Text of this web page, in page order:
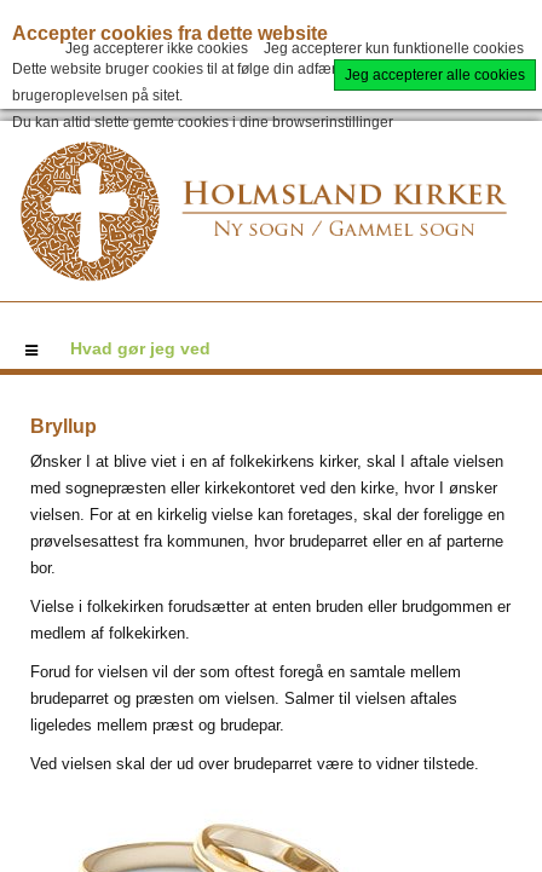
Hvad gør jeg ved
Bryllup
Ønsker I at blive viet i en af folkekirkens kirker, skal I aftale vielsen
med sognepræsten eller kirkekontoret ved den kirke, hvor I ønsker
vielsen. For at en kirkelig vielse kan foretages, skal der foreligge en
prøvelsesattest fra kommunen, hvor brudeparret eller en af parterne
bor.
Vielse i folkekirken forudsætter at enten bruden eller brudgommen er
medlem af folkekirken.
Forud for vielsen vil der som oftest foregå en samtale mellem
brudeparret og præsten om vielsen. Salmer til vielsen aftales
ligeledes mellem præst og brudepar.
Ved vielsen skal der ud over brudeparret være to vidner tilstede.
Accepter cookies fra dette website
Dette website bruger cookies til at følge din adfærd og for at forbedre
brugeroplevelsen på sitet.
Du kan altid slette gemte cookies i dine browserinstillinger
Jeg accepterer ikke cookies
Jeg accepterer kun funktionelle cookies
Jeg accepterer alle cookies